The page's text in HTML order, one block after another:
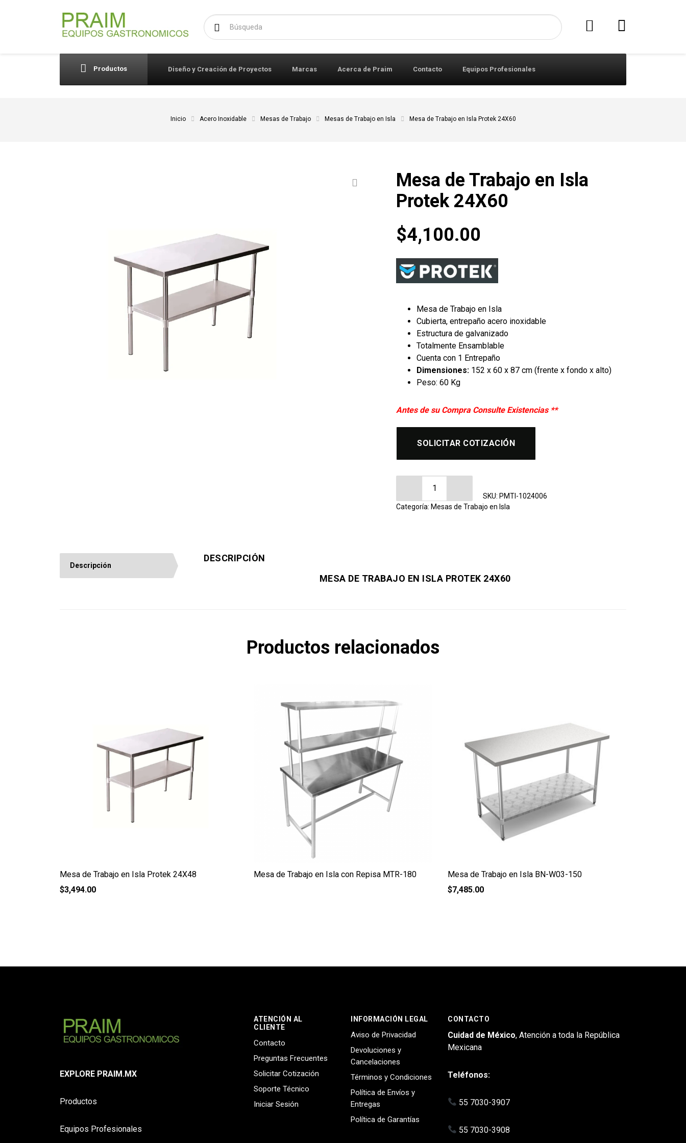
Buscar:
Productos Diseño y Creación de Proyectos Marcas Acerca de Praim Contacto Equipos Profesionales
Inicio Acero Inoxidable Mesas de Trabajo Mesas de Trabajo en Isla Mesa de Trabajo en Isla Protek 24X60
Mesa de Trabajo en Isla
Protek 24X60
$4,100.00
Mesa de Trabajo en Isla
Cubierta, entrepaño acero inoxidable
Estructura de galvanizado
Totalmente Ensamblable
Cuenta con 1 Entrepaño
Dimensiones: 152 x 60 x 87 cm (frente x fondo x alto)
Peso: 60 Kg
Antes de su Compra Consulte Existencias **
SOLICITAR COTIZACIÓN
Mesa de Trabajo en Isla Protek 24X60 cantidad
SKU: PMTI-1024006
Categoría: Mesas de Trabajo en Isla
Descripción
DESCRIPCIÓN
MESA DE TRABAJO EN ISLA PROTEK 24X60
Productos relacionados
Mesa de Trabajo en Isla Protek 24X48
$3,494.00
Mesa de Trabajo en Isla con Repisa MTR-180
Mesa de Trabajo en Isla BN-W03-150
$7,485.00
EXPLORE PRAIM.MX
Productos
Equipos Profesionales
ATENCIÓN AL
CLIENTE
Contacto
Preguntas Frecuentes
Solicitar Cotización
Soporte Técnico
Iniciar Sesión
INFORMACIÓN LEGAL
Aviso de Privacidad
Devoluciones y
Cancelaciones
Términos y Condiciones
Política de Envíos y
Entregas
Política de Garantías
CONTACTO
Cuidad de México, Atención a toda la República
Mexicana
Teléfonos:
55 7030-3907
55 7030-3908